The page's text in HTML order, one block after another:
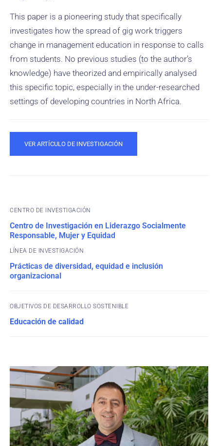
This paper is a pioneering study that specifically
investigates how the spread of gig work triggers
change in management education in response to calls
from students. No previous studies (to the author’s
knowledge) have theorized and empirically analysed
this specific topic, especially in the under-researched
settings of developing countries in North Africa.
VER ARTÍCULO DE INVESTIGACIÓN
CENTRO DE INVESTIGACIÓN
Centro de Investigación en Liderazgo Socialmente
Responsable, Mujer y Equidad
Prácticas de diversidad, equidad e inclusión
organizacional
OBJETIVOS DE DESARROLLO SOSTENIBLE
Educación de calidad